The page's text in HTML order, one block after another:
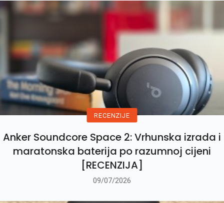
RECENZIJE
Anker Soundcore Space 2: Vrhunska izrada i
maratonska baterija po razumnoj cijeni
[RECENZIJA]
09/07/2026